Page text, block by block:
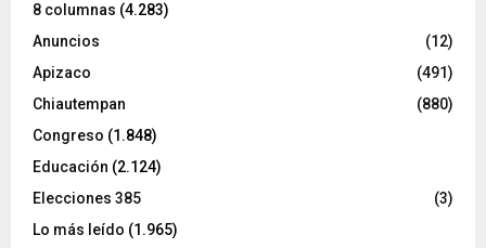
8 columnas (4.283)
Anuncios
(12)
Apizaco
(491)
Chiautempan
(880)
Congreso (1.848)
Educación (2.124)
Elecciones 385
(3)
Lo más leído (1.965)